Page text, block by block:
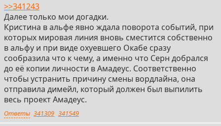
>>341243
Далее только мои догадки.
Кристина в альфе явно ждала поворота событий, при
которых мировая линия вновь сместится собственно
в альфу и при виде охуевшего Окабе сразу
сообразила что к чему, а именно что Серн добрался
до её копии личности в Амадеус. Соответственно
чтобы устранить причину смены вордлайна, она
отправила димейл, который должен был выпилить
весь проект Амадеус.
Ответы 341309 341549